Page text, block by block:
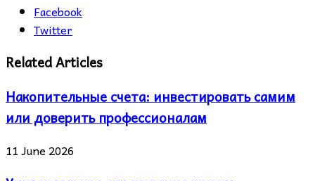
Facebook
Twitter
Related Articles
Накопительные счета: инвестировать самим
или доверить профессионалам
11 June 2026